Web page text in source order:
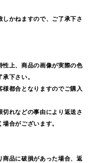
かねますので、ご了承下さ
上、商品の画像が実際の色
下さい。
都合となりますのでご購入
れなどの事由により返送さ
合がございます。
品に破損があった場合、返